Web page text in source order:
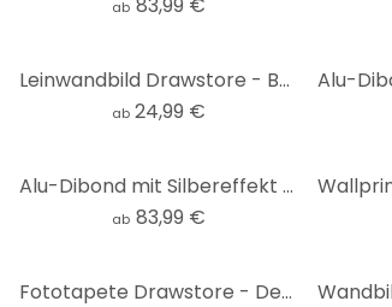
ab
Leinwandbild Drawstore - Boattrip
ab 24,99 €
Alu-Dibond mit Silbereffekt - Drawstore - Desaster Pin Up Plants
ab 83,99 €
Fototapete Drawstore - Desaster Pin Up Plants